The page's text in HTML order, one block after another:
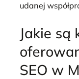
udanej
Jakie są
SEO w